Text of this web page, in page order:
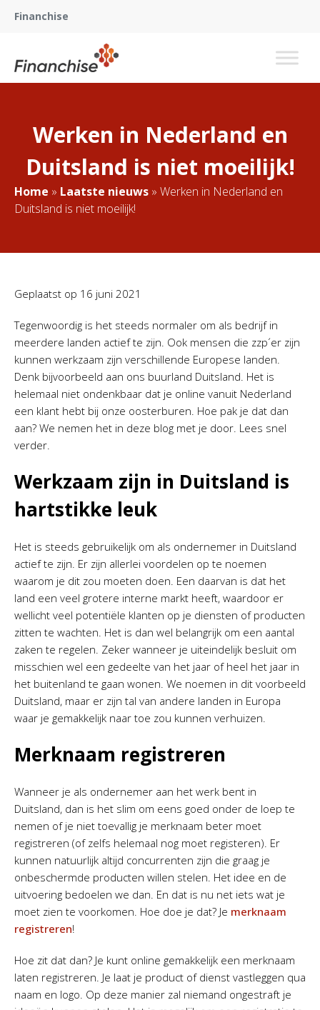
Financhise
Werken in Nederland en
Duitsland is niet moeilijk!
Home » Laatste nieuws » Werken in Nederland en
Duitsland is niet moeilijk!
Geplaatst op 16 juni 2021
Tegenwoordig is het steeds normaler om als bedrijf in
meerdere landen actief te zijn. Ook mensen die zzp´er zijn
kunnen werkzaam zijn verschillende Europese landen.
Denk bijvoorbeeld aan ons buurland Duitsland. Het is
helemaal niet ondenkbaar dat je online vanuit Nederland
een klant hebt bij onze oosterburen. Hoe pak je dat dan
aan? We nemen het in deze blog met je door. Lees snel
verder.
Werkzaam zijn in Duitsland is
hartstikke leuk
Het is steeds gebruikelijk om als ondernemer in Duitsland
actief te zijn. Er zijn allerlei voordelen op te noemen
waarom je dit zou moeten doen. Een daarvan is dat het
land een veel grotere interne markt heeft, waardoor er
wellicht veel potentiële klanten op je diensten of producten
zitten te wachten. Het is dan wel belangrijk om een aantal
zaken te regelen. Zeker wanneer je uiteindelijk besluit om
misschien wel een gedeelte van het jaar of heel het jaar in
het buitenland te gaan wonen. We noemen in dit voorbeeld
Duitsland, maar er zijn tal van andere landen in Europa
waar je gemakkelijk naar toe zou kunnen verhuizen.
Merknaam registreren
Wanneer je als ondernemer aan het werk bent in
Duitsland, dan is het slim om eens goed onder de loep te
nemen of je niet toevallig je merknaam beter moet
registreren (of zelfs helemaal nog moet registeren). Er
kunnen natuurlijk altijd concurrenten zijn die graag je
onbeschermde producten willen stelen. Het idee en de
uitvoering bedoelen we dan. En dat is nu net iets wat je
moet zien te voorkomen. Hoe doe je dat? Je merknaam
registreren!
Hoe zit dat dan? Je kunt online gemakkelijk een merknaam
laten registreren. Je laat je product of dienst vastleggen qua
naam en logo. Op deze manier zal niemand ongestraft je